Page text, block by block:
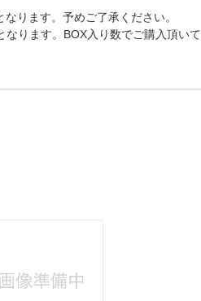
ります。予めご了承ください。
ります。BOX入り数でご購入頂い